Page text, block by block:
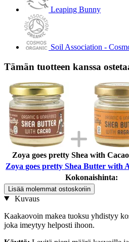
Leaping Bunny
Soil Association -
Tämän tuotteen kanssa
Zoya goes pretty Shea with
Zoya goes pretty Shea Butter with
Kokonaishinta:
Lisää molemmat ostoskoriin
Kuvaus
Kaakaovoin makea tuoksu yhdistyy
joka imeytyy helposti ihoon.